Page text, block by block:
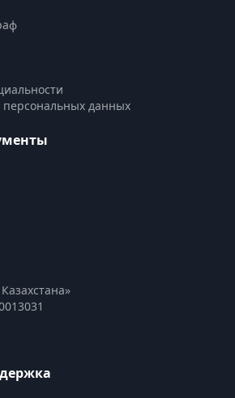
персональных данных